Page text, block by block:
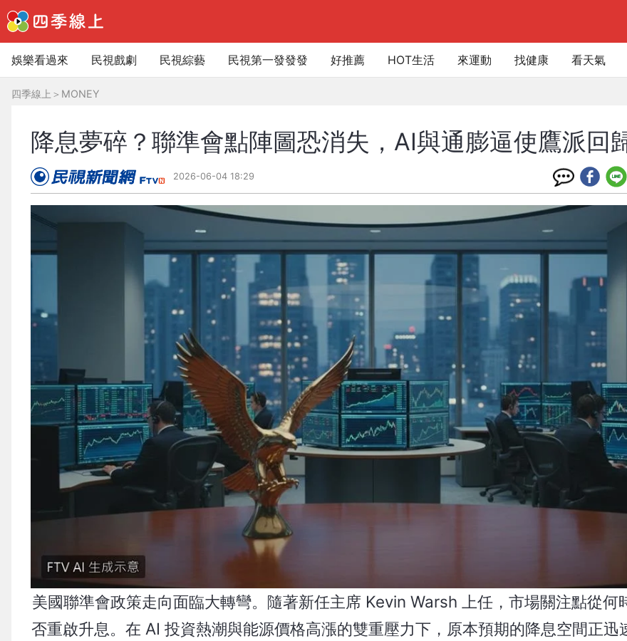
娛樂看過來 民視戲劇 民視綜藝 民視第一發發發 好推薦 HOT生活 來運動 找健康 看天氣
四季線上 ＞ MONEY
降息夢碎？聯準會點陣圖恐消失，AI與通膨逼使鷹派回
2026-06-04 18:29
美國聯準會政策走向面臨大轉彎。隨著新任主席 Kevin Warsh 上任，市場關注點從何
否重啟升息。在 AI 投資熱潮與能源價格高漲的雙重壓力下，原本預期的降息空間正迅